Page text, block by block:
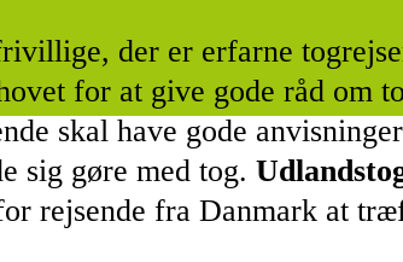
der er erfarne
for at give gode råd om
skal have gode
sig gøre med tog.
rejsende fra Danmark at